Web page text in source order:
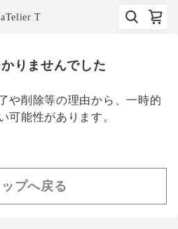
aTelier T
りませんでした
や削除等の理由から、一時的
可能性があります。
プへ戻る